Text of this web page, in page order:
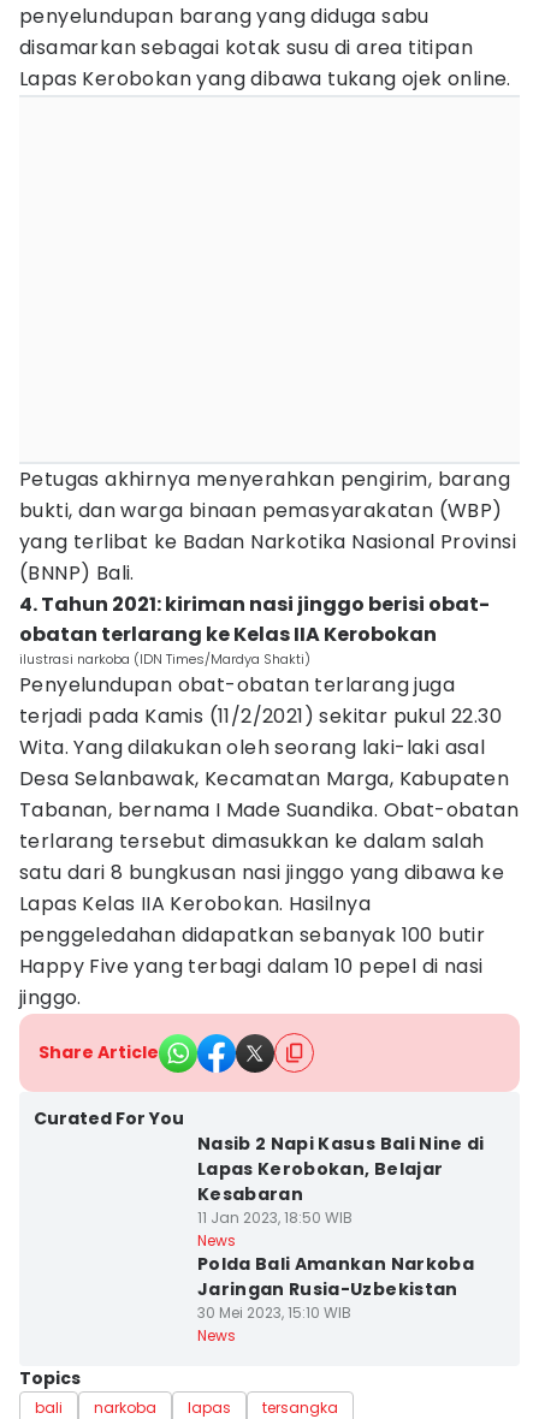
penyelundupan barang yang diduga sabu
disamarkan sebagai kotak susu di area titipan
Lapas Kerobokan yang dibawa tukang ojek online.
Petugas akhirnya menyerahkan pengirim, barang
bukti, dan warga binaan pemasyarakatan (WBP)
yang terlibat ke Badan Narkotika Nasional Provinsi
(BNNP) Bali.
4. Tahun 2021: kiriman nasi jinggo berisi obat-
obatan terlarang ke Kelas IIA Kerobokan
ilustrasi narkoba (IDN Times/Mardya Shakti)
Penyelundupan obat-obatan terlarang juga
terjadi pada Kamis (11/2/2021) sekitar pukul 22.30
Wita. Yang dilakukan oleh seorang laki-laki asal
Desa Selanbawak, Kecamatan Marga, Kabupaten
Tabanan, bernama I Made Suandika. Obat-obatan
terlarang tersebut dimasukkan ke dalam salah
satu dari 8 bungkusan nasi jinggo yang dibawa ke
Lapas Kelas IIA Kerobokan. Hasilnya
penggeledahan didapatkan sebanyak 100 butir
Happy Five yang terbagi dalam 10 pepel di nasi
jinggo.
Share Article
Curated For You
Nasib 2 Napi Kasus Bali Nine di
Lapas Kerobokan, Belajar
Kesabaran
11 Jan 2023, 18:50 WIB
News
Polda Bali Amankan Narkoba
Jaringan Rusia-Uzbekistan
30 Mei 2023, 15:10 WIB
News
Topics
bali narkoba lapas
tersangka